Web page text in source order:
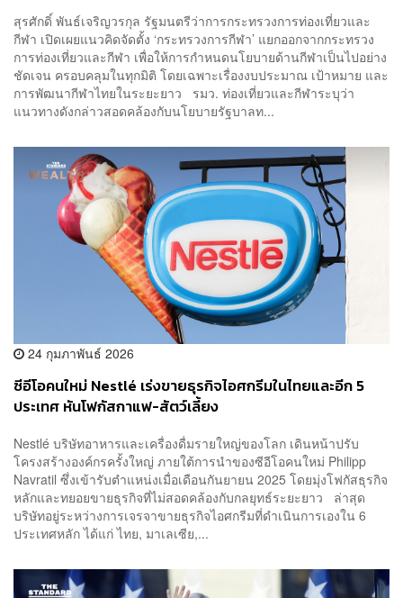
สุรศักดิ์ พันธ์เจริญวรกุล รัฐมนตรีว่าการกระทรวงการท่องเที่ยวและ
กีฬา เปิดเผยแนวคิดจัดตั้ง ‘กระทรวงการกีฬา’ แยกออกจากกระทรวง
การท่องเที่ยวและกีฬา เพื่อให้การกำหนดนโยบายด้านกีฬาเป็นไปอย่าง
ชัดเจน ครอบคลุมในทุกมิติ โดยเฉพาะเรื่องงบประมาณ เป้าหมาย และ
การพัฒนากีฬาไทยในระยะยาว รมว. ท่องเที่ยวและกีฬาระบุว่า
แนวทางดังกล่าวสอดคล้องกับนโยบายรัฐบาลท...
24 กุมภาพันธ์ 2026
ซีอีโอคนใหม่ Nestlé เร่งขายธุรกิจไอศกรีมในไทยและอีก 5
ประเทศ หันโฟกัสกาแฟ-สัตว์เลี้ยง
Nestlé บริษัทอาหารและเครื่องดื่มรายใหญ่ของโลก เดินหน้าปรับ
โครงสร้างองค์กรครั้งใหญ่ ภายใต้การนำของซีอีโอคนใหม่ Philipp
Navratil ซึ่งเข้ารับตำแหน่งเมื่อเดือนกันยายน 2025 โดยมุ่งโฟกัสธุรกิจ
หลักและทยอยขายธุรกิจที่ไม่สอดคล้องกับกลยุทธ์ระยะยาว ล่าสุด
บริษัทอยู่ระหว่างการเจรจาขายธุรกิจไอศกรีมที่ดำเนินการเองใน 6
ประเทศหลัก ได้แก่ ไทย, มาเลเซีย,...